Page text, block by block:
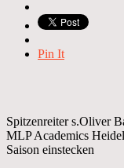
Pin It
Spitzenreiter s.Oliver
MLP Academics
Saison einstecken